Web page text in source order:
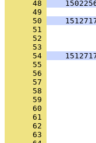
      48
      49
      50
      51
      52
      53
      54
      55
      56
      57
      58
      59
      60
      61
      62
      63